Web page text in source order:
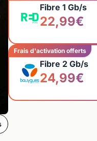
Fibre 1 Gb/s
22,99€
Frais d'activation offerts
Fibre 2 Gb/s
24,99€